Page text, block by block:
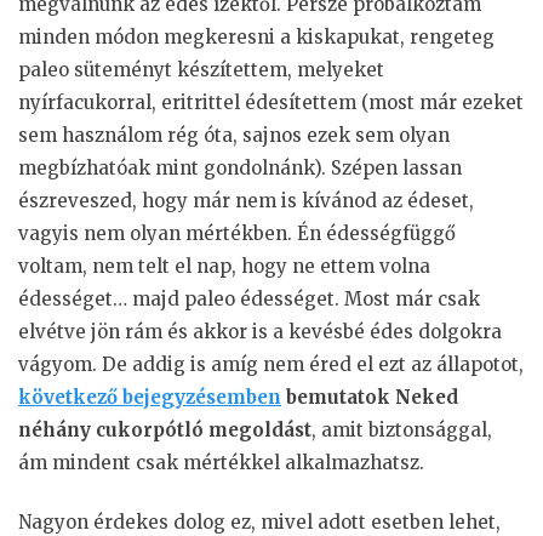
minden módon megkeresni a kiskapukat, rengeteg
paleo süteményt készítettem, melyeket
nyírfacukorral, eritrittel édesítettem (most már ezeket
sem használom rég óta, sajnos ezek sem olyan
megbízhatóak mint gondolnánk). Szépen lassan
észreveszed, hogy már nem is kívánod az édeset,
vagyis nem olyan mértékben. Én édességfüggő
voltam, nem telt el nap, hogy ne ettem volna
édességet… majd paleo édességet. Most már csak
elvétve jön rám és akkor is a kevésbé édes dolgokra
vágyom. De addig is amíg nem éred el ezt az állapotot,
következő bejegyzésemben bemutatok Neked
néhány cukorpótló megoldást, amit biztonsággal,
ám mindent csak mértékkel alkalmazhatsz.
Nagyon érdekes dolog ez, mivel adott esetben lehet,